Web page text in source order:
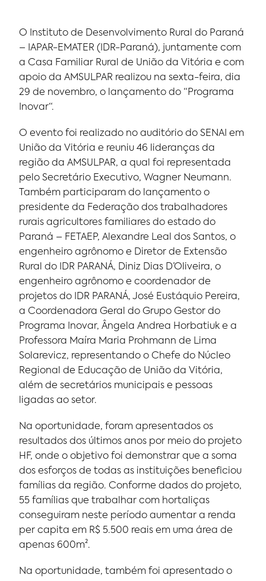
O Instituto de Desenvolvimento Rural do Paraná
– IAPAR-EMATER (IDR-Paraná), juntamente com
a Casa Familiar Rural de União da Vitória e com
apoio da AMSULPAR realizou na sexta-feira, dia
29 de novembro, o lançamento do “Programa
Inovar“.
O evento foi realizado no auditório do SENAI em
União da Vitória e reuniu 46 lideranças da
região da AMSULPAR, a qual foi representada
pelo Secretário Executivo, Wagner Neumann.
Também participaram do lançamento o
presidente da Federação dos trabalhadores
rurais agricultores familiares do estado do
Paraná – FETAEP, Alexandre Leal dos Santos, o
engenheiro agrônomo e Diretor de Extensão
Rural do IDR PARANÁ, Diniz Dias D’Oliveira, o
engenheiro agrônomo e coordenador de
projetos do IDR PARANÁ, José Eustáquio Pereira,
a Coordenadora Geral do Grupo Gestor do
Programa Inovar, Ângela Andrea Horbatiuk e a
Professora Maíra Maria Prohmann de Lima
Solarevicz, representando o Chefe do Núcleo
Regional de Educação de União da Vitória,
além de secretários municipais e pessoas
ligadas ao setor.
Na oportunidade, foram apresentados os
resultados dos últimos anos por meio do projeto
HF, onde o objetivo foi demonstrar que a soma
dos esforços de todas as instituições beneficiou
famílias da região. Conforme dados do projeto,
55 famílias que trabalhar com hortaliças
conseguiram neste período aumentar a renda
per capita em R$ 5.500 reais em uma área de
apenas 600m².
Na oportunidade, também foi apresentado o